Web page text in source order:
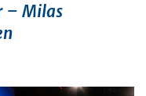
– Milas